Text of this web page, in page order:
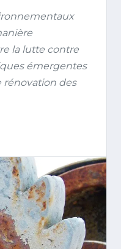
la lutte contre
émergentes
rénovation des